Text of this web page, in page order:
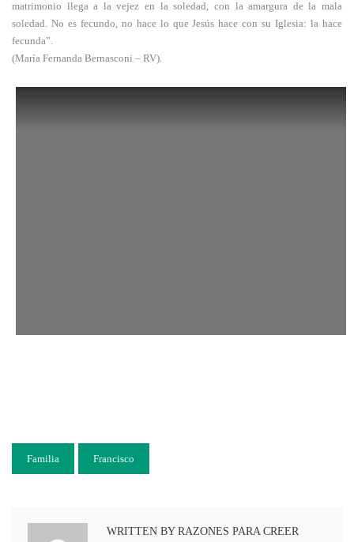
matrimonio llega a la vejez en la soledad, con la amargura de la mala
soledad. No es fecundo, no hace lo que Jesús hace con su Iglesia: la hace
fecunda”.
(María Fernanda Bernasconi – RV).
Familia Francisco
WRITTEN BY RAZONES PARA CREER